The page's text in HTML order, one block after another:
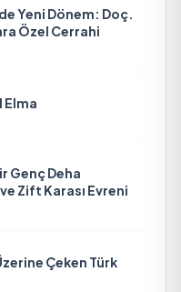
Yeni Dönem: Doç.
Özel Cerrahi
Elma
Genç Deha
Zift Karası Evreni
Çeken Türk